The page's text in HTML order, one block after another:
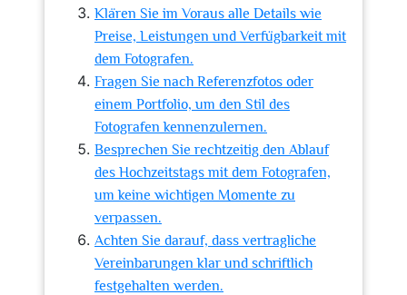
Klären Sie im Voraus alle Details wie
Preise, Leistungen und Verfügbarkeit mit
dem Fotografen.
Fragen Sie nach Referenzfotos oder
einem Portfolio, um den Stil des
Fotografen kennenzulernen.
Besprechen Sie rechtzeitig den Ablauf
des Hochzeitstags mit dem Fotografen,
um keine wichtigen Momente zu
verpassen.
Achten Sie darauf, dass vertragliche
Vereinbarungen klar und schriftlich
festgehalten werden.